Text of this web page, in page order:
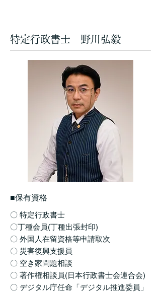
特定行政書士 野川弘毅
■保有資格
〇 特定行政書士
〇丁種会員(丁種出張封印)
〇 外国人在留資格等申請取次
〇 災害復興支援員
〇 空き家問題相談
〇 著作権相談員(日本行政書士会連合会)
〇 デジタル庁任命「デジタル推進委員」